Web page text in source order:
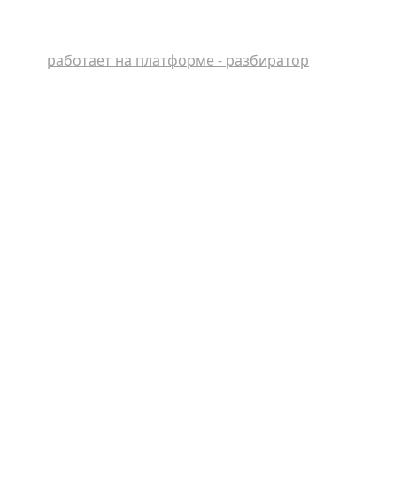
работает на платформе - разбиратор